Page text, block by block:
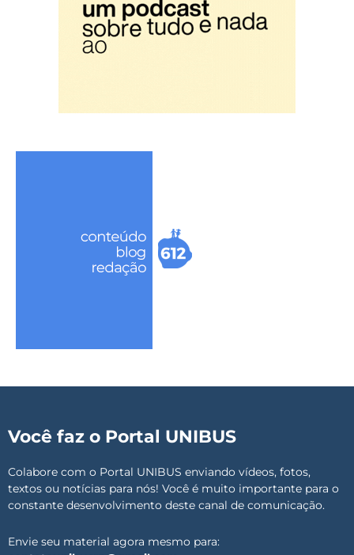
Você faz o Portal UNIBUS
Colabore com o Portal UNIBUS enviando vídeos, fotos,
textos ou notícias para nós! Você é muito importante para o
constante desenvolvimento deste canal de comunicação.
Envie seu material agora mesmo para: